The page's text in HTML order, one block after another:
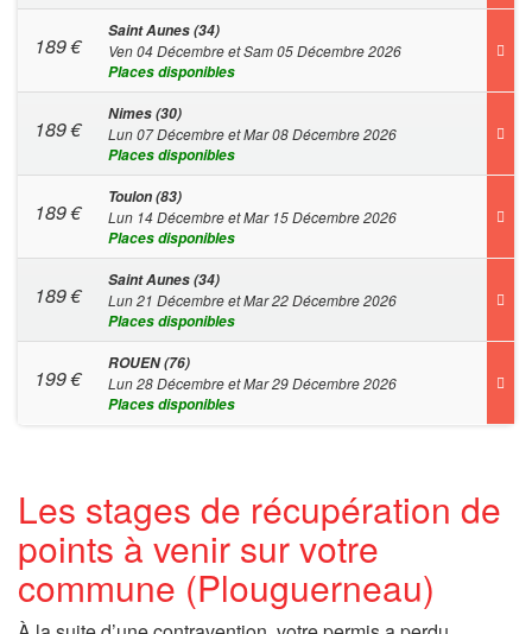
189€
Saint Aunes (34)
Ven 04 Décembre et Sam 05 Décembre 2026
Places disponibles
189€
Nimes (30)
Lun 07 Décembre et Mar 08 Décembre 2026
Places disponibles
189€
Toulon (83)
Lun 14 Décembre et Mar 15 Décembre 2026
Places disponibles
189€
Saint Aunes (34)
Lun 21 Décembre et Mar 22 Décembre 2026
Places disponibles
199€
ROUEN (76)
Lun 28 Décembre et Mar 29 Décembre 2026
Places disponibles
Les stages de récupération de
points à venir sur votre
commune (Plouguerneau)